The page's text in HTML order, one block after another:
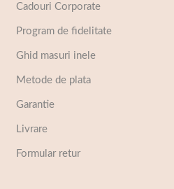
Cadouri Corporate
Program de fidelitate
Ghid masuri inele
Metode de plata
Garantie
Livrare
Formular retur